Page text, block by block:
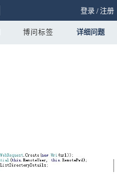
登录/注册
博问标签 详细问题